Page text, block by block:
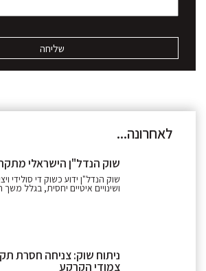
לאחרונה...
שוק הנדל"ן הישראלי
שוק הנדל"ן ידוע כשוק די סולידי
ושינויים איטיים יחסית, בגלל משך
ניתוח שוק: צניחה חסרת
צמודי הקרקע